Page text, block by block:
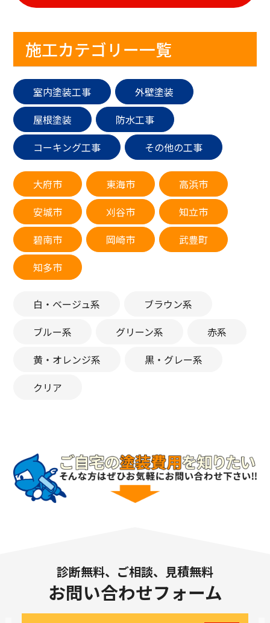
施工カテゴリー一覧
室内塗装工事
外壁塗装
屋根塗装
防水工事
コーキング工事
その他の工事
大府市 東海市
高浜市
安城市
刈谷市
知立市
碧南市
岡崎市
武豊町
知多市
白・ベージュ系
ブラウン系
ブルー系
グリーン系
赤系
黄・オレンジ系
黒・グレー系
クリア
診断無料、ご相談、見積無料
お問い合わせフォーム